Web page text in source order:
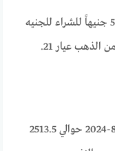
سجل سعر الذهب اليوم في مصر 27 ألفاً و544 جنيهاً للشراء للجنيه
وعالمياً سجل سعر الذهب اليوم الجمعة 30-8-2024 حوالي 2513.5